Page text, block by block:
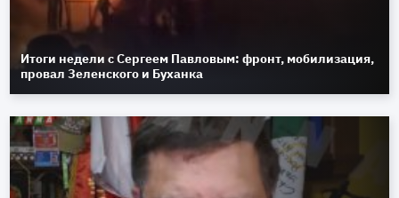
Итоги недели с Сергеем Павловым: фронт, мобилизация,
провал Зеленского и Буханка